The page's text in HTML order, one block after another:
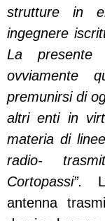
strutture in
ingegnere
La presente
ovviamente
premunirsi di
altri enti in
materia di
radio-
Cortopassi”.
antenna